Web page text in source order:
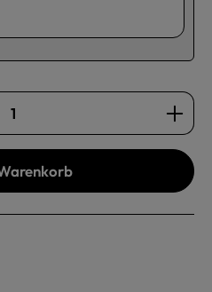
gewünschten Wert ein